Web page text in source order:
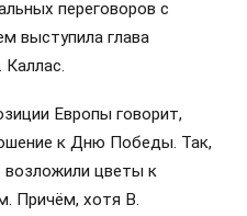
переговоров с
выступила глава
Европы говорит,
к Дню Победы. Так,
возложили цветы к
Причём, хотя В.